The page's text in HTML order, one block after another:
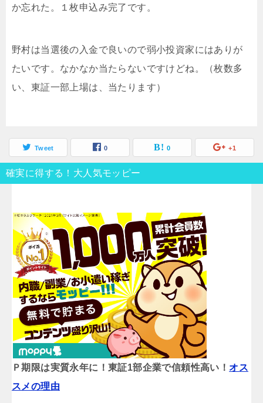
か忘れた。１枚申込み完了です。
野村は当選後の入金で良いので弱小投資家にはありが
たいです。なかなか当たらないですけどね。（枚数多
い、東証一部上場は、当たります）
Tweet 0 0 +1
確実に得する！大人気モッピー
Ｐ期限は実質永年に！東証1部企業で信頼性高い！オス
スメの理由